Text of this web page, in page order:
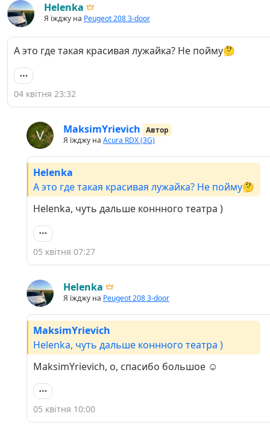
Helenka
Я їжджу на Peugeot 208 3-door
А это где такая красивая лужайка? Не пойму🤔
04 квітня 23:32
MaksimYrievich Автор
Я їжджу на Acura RDX (3G)
Helenka
А это где такая красивая лужайка? Не пойму🤔
Helenka, чуть дальше коннного театра )
05 квітня 07:27
Helenka
Я їжджу на Peugeot 208 3-door
MaksimYrievich
Helenka, чуть дальше коннного театра )
MaksimYrievich, о, спасибо большое ☺️
05 квітня 10:00